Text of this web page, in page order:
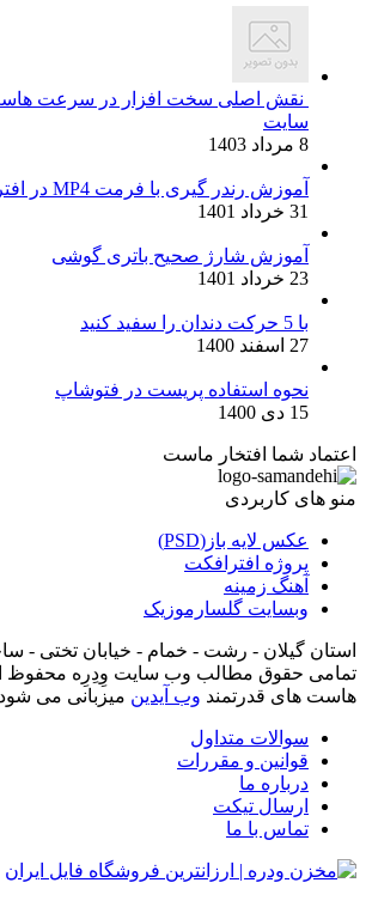
نقش اصلی سخت افزار در سرعت
سایت
8 مرداد 1403
آموزش رندر گیری با فرمت MP4 در افترافکت
31 خرداد 1401
آموزش شارژ صحیح باتری گوشی
23 خرداد 1401
با 5 حرکت دندان را سفید کنید
27 اسفند 1400
نحوه استفاده پریست در فتوشاپ
15 دی 1400
اعتماد شما افتخار ماست
منو های کاربردی
عکس لایه باز(PSD)
پروژه افترافکت
آهنگ زمینه
وبسایت گلسارموزیک
استان گیلان - رشت - خمام - خیابان تختی -
تمامی حقوق مطالب وب سایت وِدِرِه محفوظ
هاست های قدرتمند وب آیدین میزبانی می
سوالات متداول
قوانین و مقررات
درباره ما
ارسال تیکت
تماس با ما